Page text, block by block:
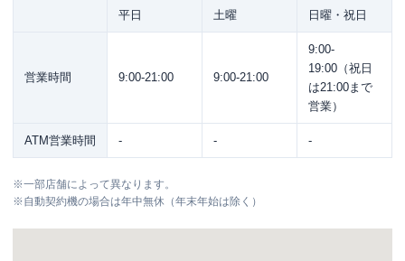
平日 土曜 日曜・祝日
営業時間 9:00-21:00 9:00-21:00
9:00-
19:00（祝日
は21:00まで
営業）
ATM営業時間 - - -
※一部店舗によって異なります。
※自動契約機の場合は年中無休（年末年始は除く）